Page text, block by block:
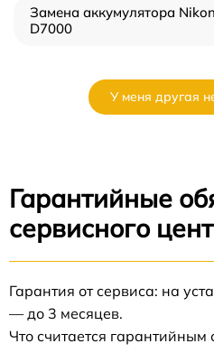
Замена аккумулятора Nikon
D7000
У меня другая
Гарантийные
сервисного
Гарантия от сервиса: на
— до 3 месяцев.
Что считается гарантийным